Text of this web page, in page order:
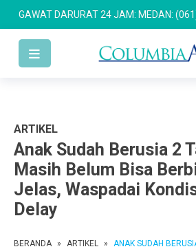
DARURAT 24 JAM: MEDAN: (061) 4533
ARTIKEL
Anak Sudah Berusia 2
Masih Belum Bisa
Jelas, Waspadai
Delay
BERANDA » ARTIKEL » ANAK SUDAH BERUSIA 2 TAHUN, TAPI MASIH BELUM BISA